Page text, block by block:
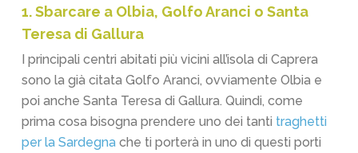
1. Sbarcare a Olbia, Golfo Aranci o Santa
Teresa di Gallura
I principali centri abitati più vicini all’isola di Caprera
sono la già citata Golfo Aranci, ovviamente Olbia e
poi anche Santa Teresa di Gallura. Quindi, come
prima cosa bisogna prendere uno dei tanti traghetti
per la Sardegna che ti porterà in uno di questi porti